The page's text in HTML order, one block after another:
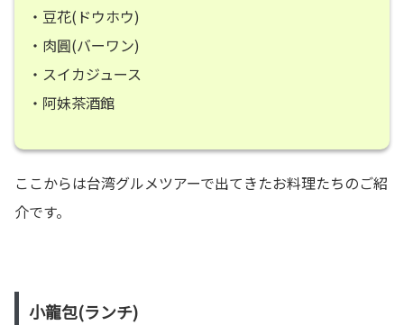
・豆花(ドウホウ)
・肉圓(バーワン)
・スイカジュース
・阿妹茶酒館
ここからは台湾グルメツアーで出てきたお料理たちのご紹
介です。
小龍包(ランチ)